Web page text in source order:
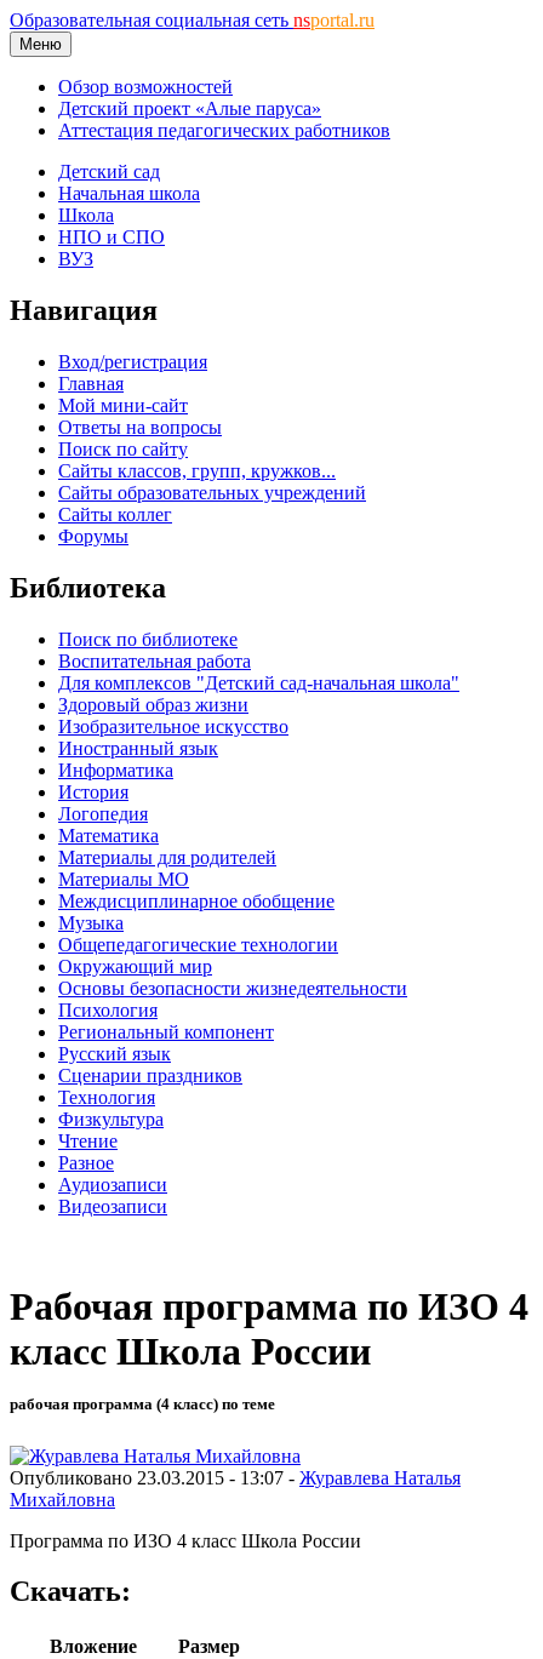
Образовательная социальная сеть nsportal.ru
Меню
Обзор возможностей
Детский проект «Алые паруса»
Аттестация педагогических работников
Детский сад
Начальная школа
Школа
НПО и СПО
ВУЗ
Навигация
Вход/регистрация
Главная
Мой мини-сайт
Ответы на вопросы
Поиск по сайту
Сайты классов, групп, кружков...
Сайты образовательных учреждений
Сайты коллег
Форумы
Библиотека
Поиск по библиотеке
Воспитательная работа
Для комплексов "Детский сад-начальная школа"
Здоровый образ жизни
Изобразительное искусство
Иностранный язык
Информатика
История
Логопедия
Математика
Материалы для родителей
Материалы МО
Междисциплинарное обобщение
Музыка
Общепедагогические технологии
Окружающий мир
Основы безопасности жизнедеятельности
Психология
Региональный компонент
Русский язык
Сценарии праздников
Технология
Физкультура
Чтение
Разное
Аудиозаписи
Видеозаписи
Рабочая программа по ИЗО 4
класс Школа России
рабочая программа (4 класс) по теме
Опубликовано 23.03.2015 - 13:07 - Журавлева Наталья
Михайловна
Программа по ИЗО 4 класс Школа России
Скачать:
Вложение
Размер